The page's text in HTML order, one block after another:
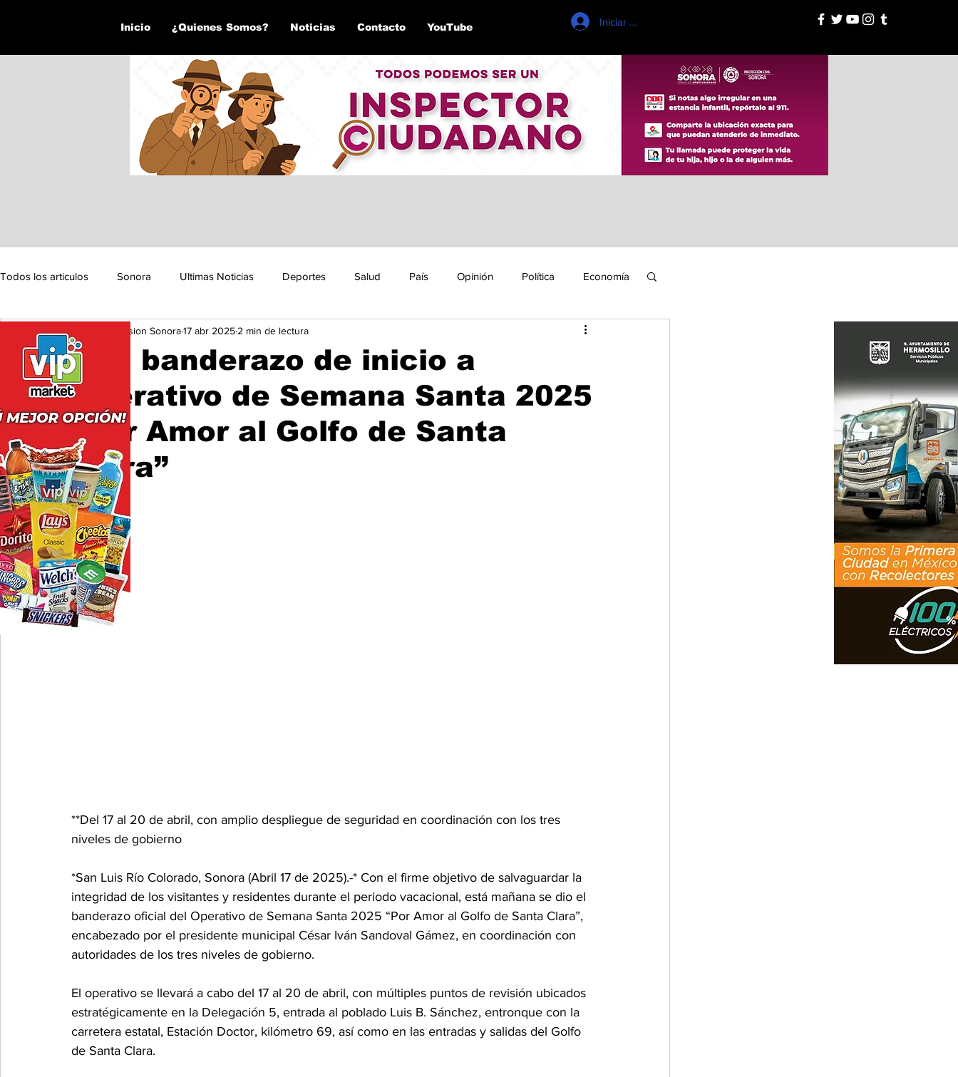
Inicio ¿Quienes Somos? Noticias Contacto YouTube Iniciar sesión
Todos los articulos Sonora Ultimas Noticias Deportes Salud País Opinión Política Economía
Seguridad Educación y Cultura San Luis Río Colorado
Dan banderazo de inicio a
Operativo de Semana Santa 2025
“Por Amor al Golfo de Santa
Clara”
Expresion Sonora17 abr 2025 2 min de lectura
**Del 17 al 20 de abril, con amplio despliegue de seguridad en coordinación con los tres
niveles de gobierno
*San Luis Río Colorado, Sonora (Abril 17 de 2025).-* Con el firme objetivo de salvaguardar la
integridad de los visitantes y residentes durante el periodo vacacional, está mañana se dio el
banderazo oficial del Operativo de Semana Santa 2025 “Por Amor al Golfo de Santa Clara”,
encabezado por el presidente municipal César Iván Sandoval Gámez, en coordinación con
autoridades de los tres niveles de gobierno.
El operativo se llevará a cabo del 17 al 20 de abril, con múltiples puntos de revisión ubicados
estratégicamente en la Delegación 5, entrada al poblado Luis B. Sánchez, entronque con la
carretera estatal, Estación Doctor, kilómetro 69, así como en las entradas y salidas del Golfo
de Santa Clara.